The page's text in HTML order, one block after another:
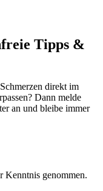
Tipps &
direkt im
Dann melde
an und bleibe immer
Kenntnis genommen.